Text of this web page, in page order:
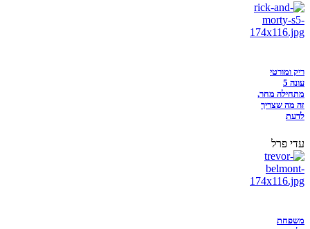
ריק ומורטי
עונה 5
מתחילה מחר,
זה מה שצריך
לדעת
עדי פרל
משפחת